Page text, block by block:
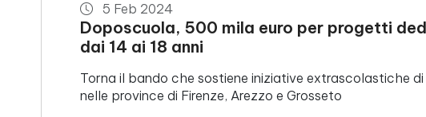
5 Feb 2024
Doposcuola, 500 mila euro per progetti
dai 14 ai 18 anni
Torna il bando che sostiene iniziative extrascolastiche
nelle province di Firenze, Arezzo e Grosseto